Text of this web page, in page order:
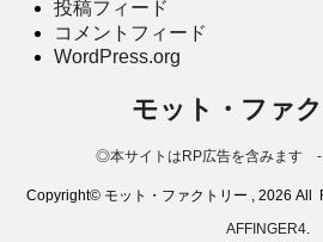
投稿フィード
コメントフィード
WordPress.org
モット・ファ
◎本サイトはRP広告を含みます
Copyright© モット・ファクトリー , 2026 All
AFFINGER4.